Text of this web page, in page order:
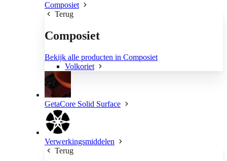
Composiet
Terug
Composiet
Bekijk alle producten in Composiet
Volkoriet
GetaCore Solid Surface
Verwerkingsmiddelen
Terug